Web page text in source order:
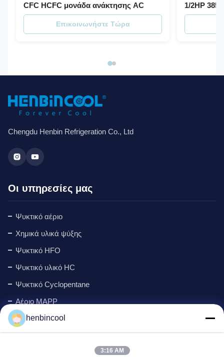
CFC HCFC μονάδα ανάκτησης AC
Επικοινωνήστε Τώρα
1/2HP
ψυκτικού
Chengdu Henbin Refrigeration Co., Ltd
Οι υπηρεσίες μας
Ψυκτικό αέριο
Χημικά υλικά ψύξης
Ψυκτικό HFO
Ψυκτικό υλικό HC
Ψυκτικό Cyclopentane
Αέριο MAPP
Αφρίζοντας πράκτορας
Προϊόντα Φθορίου
henbincool
3:16 AM